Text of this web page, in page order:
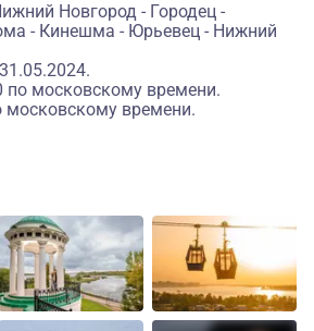
Новгород - Городец -
- Кинешма - Юрьевец - Нижний
по московскому времени.
московскому времени.